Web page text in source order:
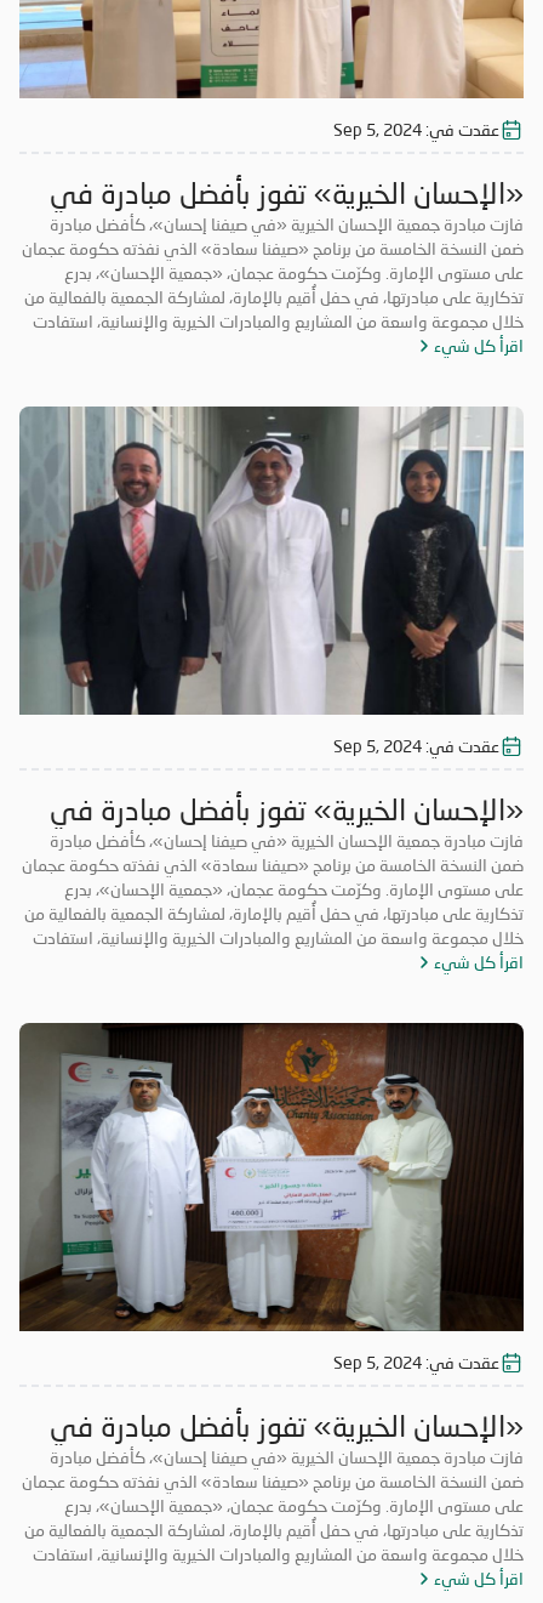
عقدت في: Sep 5, 2024
«الإحسان الخيرية» تفوز بأفضل مبادرة في
«صيفنا سعادة»
فازت مبادرة جمعية الإحسان الخيرية «في صيفنا إحسان»، كأفضل مبادرة
ضمن النسخة الخامسة من برنامج «صيفنا سعادة» الذي نفذته حكومة عجمان
على مستوى الإمارة. وكرّمت حكومة عجمان، «جمعية الإحسان»، بدرع
تذكارية على مبادرتها، في حفل أُقيم بالإمارة، لمشاركة الجمعية بالفعالية من
خلال مجموعة واسعة من المشاريع والمبادرات الخيرية والإنسانية، استفادت
منها فئات مجتمعية عدة. ونفذت «الإحسان الخيرية» ضمن مبادرتها الصيفية،
المتعففة، و«بالعافية عليكم» و«سقيا الماء» وغيرها من المشاريع التي
استفاد منها قطاع عريض من المجتمع. ولا تتوانى «جمعية الإحسان» عن دعم
المبادرات الخيرية والمشاركة فيها، سيراً على نهج دولة الإمارات الداعمة
للأعمال الخيرية والإنسانية، و تحرص «الإحسان» دوماً على تصدر المبادرات
الخيرية؛ بهدف توسيع أعمالها، وتحقيق أكبر قدر ممكن من النفع لفئات
المجتمع كافة.
اقرأ كل شيء
عقدت في: Sep 5, 2024
«الإحسان الخيرية» تفوز بأفضل مبادرة في
«صيفنا سعادة»
فازت مبادرة جمعية الإحسان الخيرية «في صيفنا إحسان»، كأفضل مبادرة
ضمن النسخة الخامسة من برنامج «صيفنا سعادة» الذي نفذته حكومة عجمان
على مستوى الإمارة. وكرّمت حكومة عجمان، «جمعية الإحسان»، بدرع
تذكارية على مبادرتها، في حفل أُقيم بالإمارة، لمشاركة الجمعية بالفعالية من
خلال مجموعة واسعة من المشاريع والمبادرات الخيرية والإنسانية، استفادت
منها فئات مجتمعية عدة. ونفذت «الإحسان الخيرية» ضمن مبادرتها الصيفية،
المتعففة، و«بالعافية عليكم» و«سقيا الماء» وغيرها من المشاريع التي
استفاد منها قطاع عريض من المجتمع. ولا تتوانى «جمعية الإحسان» عن دعم
المبادرات الخيرية والمشاركة فيها، سيراً على نهج دولة الإمارات الداعمة
للأعمال الخيرية والإنسانية، و تحرص «الإحسان» دوماً على تصدر المبادرات
الخيرية؛ بهدف توسيع أعمالها، وتحقيق أكبر قدر ممكن من النفع لفئات
المجتمع كافة.
اقرأ كل شيء
عقدت في: Sep 5, 2024
«الإحسان الخيرية» تفوز بأفضل مبادرة في
«صيفنا سعادة»
فازت مبادرة جمعية الإحسان الخيرية «في صيفنا إحسان»، كأفضل مبادرة
ضمن النسخة الخامسة من برنامج «صيفنا سعادة» الذي نفذته حكومة عجمان
على مستوى الإمارة. وكرّمت حكومة عجمان، «جمعية الإحسان»، بدرع
تذكارية على مبادرتها، في حفل أُقيم بالإمارة، لمشاركة الجمعية بالفعالية من
خلال مجموعة واسعة من المشاريع والمبادرات الخيرية والإنسانية، استفادت
منها فئات مجتمعية عدة. ونفذت «الإحسان الخيرية» ضمن مبادرتها الصيفية،
اقرأ كل شيء